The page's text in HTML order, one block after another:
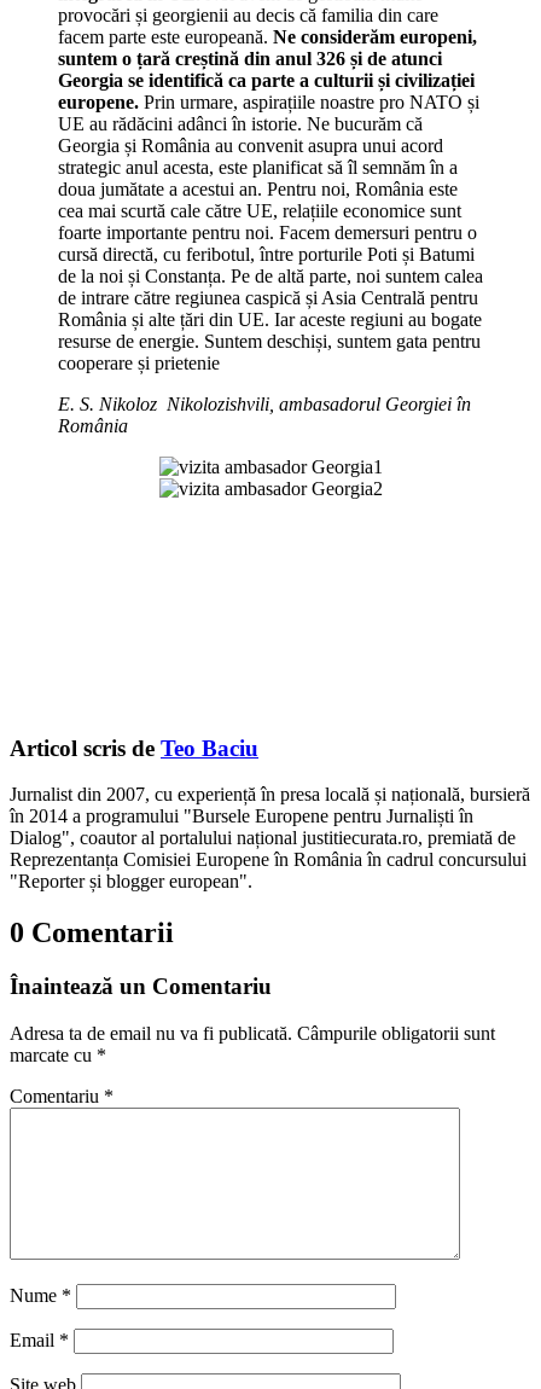
provocări și georgienii au decis că familia din care
facem parte este europeană. Ne considerăm europeni,
suntem o țară creștină din anul 326 și de atunci
Georgia se identifică ca parte a culturii și civilizației
europene. Prin urmare, aspirațiile noastre pro NATO și
UE au rădăcini adânci în istorie. Ne bucurăm că
Georgia și România au convenit asupra unui acord
strategic anul acesta, este planificat să îl semnăm în a
doua jumătate a acestui an. Pentru noi, România este
cea mai scurtă cale către UE, relațiile economice sunt
foarte importante pentru noi. Facem demersuri pentru o
cursă directă, cu feribotul, între porturile Poti și Batumi
de la noi și Constanța. Pe de altă parte, noi suntem calea
de intrare către regiunea caspică și Asia Centrală pentru
România și alte țări din UE. Iar aceste regiuni au bogate
resurse de energie. Suntem deschiși, suntem gata pentru
cooperare și prietenie
E. S. Nikoloz Nikolozishvili, ambasadorul Georgiei în
România
Articol scris de Teo Baciu
Jurnalist din 2007, cu experiență în presa locală și națională, bursieră
în 2014 a programului "Bursele Europene pentru Jurnaliști în
Dialog", coautor al portalului național justitiecurata.ro, premiată de
Reprezentanța Comisiei Europene în România în cadrul concursului
"Reporter și blogger european".
0 Comentarii
Înaintează un Comentariu
Adresa ta de email nu va fi publicată. Câmpurile obligatorii sunt
marcate cu *
Comentariu *
Nume *
Email *
Site web